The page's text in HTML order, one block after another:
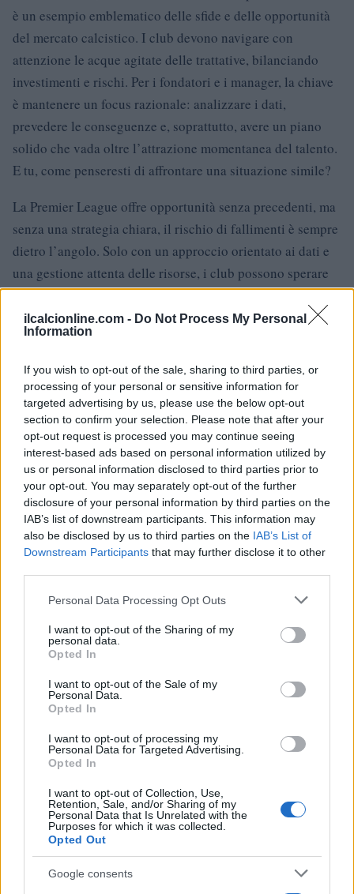
ilcalcionline.com - Do Not Process My Personal
Information
If you wish to opt-out of the sale, sharing to third parties, or
processing of your personal or sensitive information for
targeted advertising by us, please use the below opt-out
section to confirm your selection. Please note that after your
opt-out request is processed you may continue seeing
interest-based ads based on personal information utilized by
us or personal information disclosed to third parties prior to
your opt-out. You may separately opt-out of the further
disclosure of your personal information by third parties on the
IAB’s list of downstream participants. This information may
also be disclosed by us to third parties on the IAB’s List of
Downstream Participants that may further disclose it to other
Please note that this website/app uses one or more Google
not limited to your visit or usage behaviour. You may click to
grant or deny consent to Google and its third-party tags to
use your data for below specified purposes in below Google
consent section.
Personal Data Processing Opt Outs
I want to opt-out of the Sharing of my
personal data.
Opted In
I want to opt-out of the Sale of my
Personal Data.
Opted In
I want to opt-out of processing my
Personal Data for Targeted Advertising.
Opted In
I want to opt-out of Collection, Use,
Retention, Sale, and/or Sharing of my
Personal Data that Is Unrelated with the
Purposes for which it was collected.
Opted Out
Google consents
è un esempio emblematico delle sfide e delle opportunità
del mercato calcistico. I club devono navigare con
attenzione le acque agitate delle trattative, bilanciando
investimenti e rischi. Per i fondatori e i manager, la chiave
è mantenere un focus razionale: analizzare i dati,
prevedere le conseguenze e, soprattutto, avere un piano
solido che vada oltre l’attrazione momentanea del talento.
E tu, come penseresti di affrontare una situazione simile?
La Premier League offre opportunità senza precedenti, ma
senza una strategia chiara, il rischio di fallimenti è sempre
dietro l’angolo. Solo con un approccio orientato ai dati e
una gestione attenta delle risorse, i club possono sperare
di costruire un futuro sostenibile e vincente. Qual è il tuo
punto di vista su come si può migliorare la gestione delle
risorse nel calcio?
AiAdhubMedia